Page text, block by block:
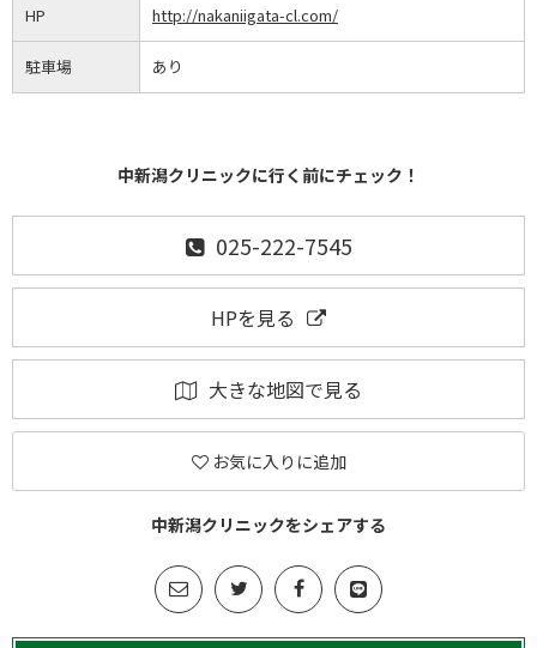
HP http://nakaniigata-cl.com/
駐車場 あり
中新潟クリニックに行く前にチェック！
025-222-7545
HPを見る
大きな地図で見る
お気に入りに追加
中新潟クリニックをシェアする